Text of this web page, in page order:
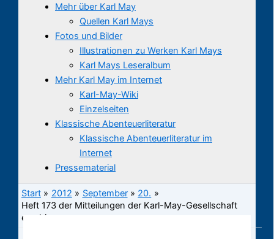
Mehr über Karl May
Quellen Karl Mays
Fotos und Bilder
Illustrationen zu Werken Karl Mays
Karl Mays Leseralbum
Mehr Karl May im Internet
Karl-May-Wiki
Einzelseiten
Klassische Abenteuerliteratur
Klassische Abenteuerliteratur im
Internet
Pressematerial
Start 2012 September
20.
Heft 173 der Mitteilungen der Karl-May-Gesellschaft
erschienen